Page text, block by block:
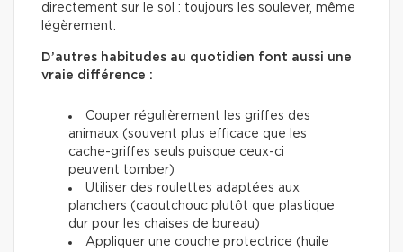
directement sur le sol : toujours les soulever, même
légèrement.
D’autres habitudes au quotidien font aussi une
vraie différence :
Couper régulièrement les griffes des
animaux (souvent plus efficace que les
cache-griffes seuls puisque ceux-ci
peuvent tomber)
Utiliser des roulettes adaptées aux
planchers (caoutchouc plutôt que plastique
dur pour les chaises de bureau)
Appliquer une couche protectrice (huile